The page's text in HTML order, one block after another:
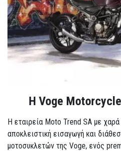
H Voge
Η εταιρεία Moto Trend SA με χαρά
αποκλειστική εισαγωγή και
μοτοσυκλετών της Voge, ενός